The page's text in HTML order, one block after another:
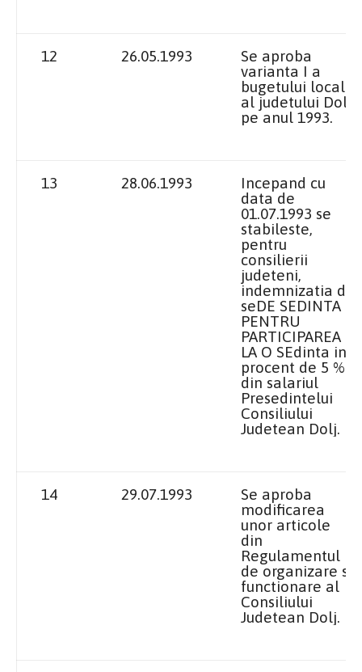
12 26.05.1993
Se aproba
varianta I a
bugetului local
al judetului Dolj
pe anul 1993.
13 28.06.1993
Incepand cu
data de
01.07.1993 se
stabileste,
pentru
consilierii
judeteni,
indemnizatia de
seDE SEDINTA
PENTRU
PARTICIPAREA
LA O SEdinta in
procent de 5 %
din salariul
Presedintelui
Consiliului
Judetean Dolj.
14 29.07.1993
Se aproba
modificarea
unor articole
din
Regulamentul
de organizare si
functionare al
Consiliului
Judetean Dolj.